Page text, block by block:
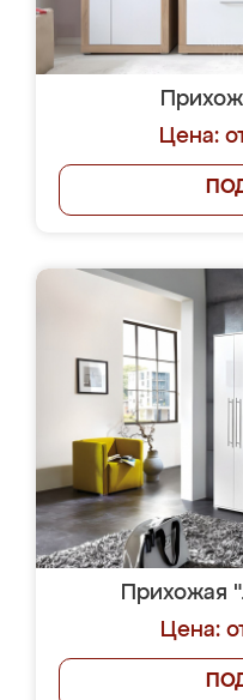
Цена:
Прихожая
Цена: